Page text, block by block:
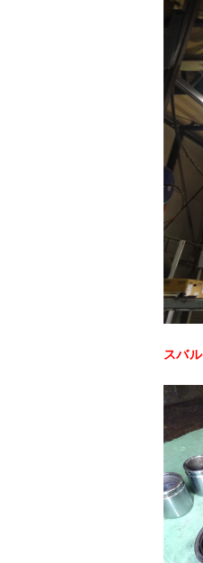
スバル